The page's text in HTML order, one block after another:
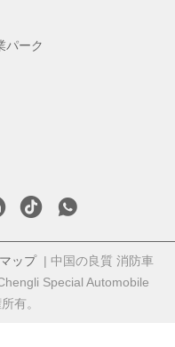
パーク
ップ| 中国の良質 消防車
Special Automobile
有。